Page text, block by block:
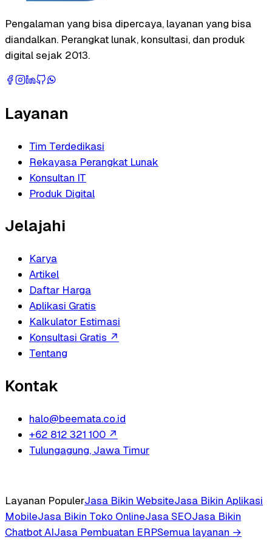
Pengalaman yang bisa dipercaya, layanan yang bisa
diandalkan. Perangkat lunak, konsultasi, dan produk
digital sejak 2013.
Layanan
Tim Terdedikasi
Rekayasa Perangkat Lunak
Konsultan IT
Produk Digital
Jelajahi
Karya
Artikel
Daftar Harga
Aplikasi Gratis
Kalkulator Estimasi
Konsultasi Gratis ↗
Tentang
Kontak
halo@beemata.co.id
+62 812 321 100 ↗
Tulungagung, Jawa Timur
Layanan PopulerJasa Bikin WebsiteJasa Bikin Aplikasi
MobileJasa Bikin Toko OnlineJasa SEOJasa Bikin
Chatbot AIJasa Pembuatan ERPSemua layanan →